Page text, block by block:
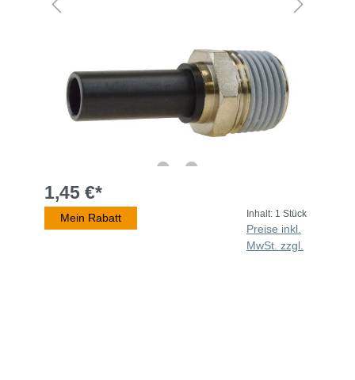
1,45 €*
Mein Rabatt Inhalt: 1 Stück
Preise inkl.
MwSt. zzgl.